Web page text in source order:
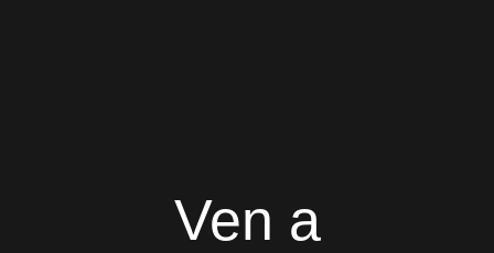
Ven a